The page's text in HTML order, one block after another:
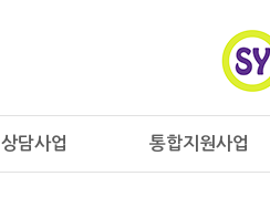
상담사업 통합지원사업